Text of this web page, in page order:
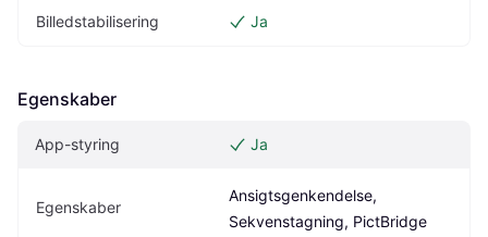
Billedstabilisering Ja
Egenskaber
App-styring Ja
Egenskaber
Ansigtsgenkendelse,
Sekvenstagning, PictBridge